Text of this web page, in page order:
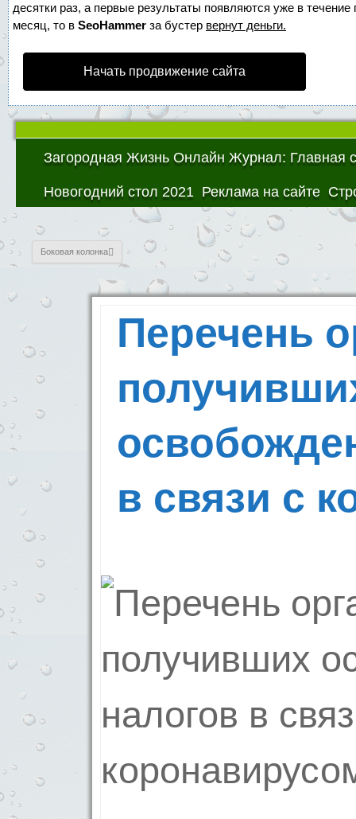
десятки раз, а первые результаты появляются уже в
месяц, то в SeoHammer за бустер вернут деньги.
Начать продвижение сайта
Загородная Жизнь Онлайн Журнал: Главная
Новогодний стол 2021 Реклама на сайте
Боковая колонка
Перечень
в связи с